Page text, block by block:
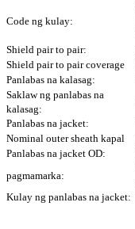
Code ng kulay:
Shield pair to pair:
Shield pair to pair coverage
Panlabas na kalasag:
Saklaw ng panlabas na
kalasag:
Panlabas na jacket:
Nominal outer sheath kapal
Panlabas na jacket OD:
pagmamarka:
Kulay ng panlabas na jacket: